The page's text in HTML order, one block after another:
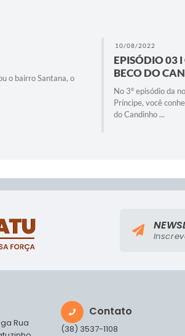
o bairro Santana, o
10/08/2022
EPISÓDIO 03
BECO DO
No 3º episódio da
Príncipe, você
do Candinho ...
Rua
Contato
(38) 3537-1108